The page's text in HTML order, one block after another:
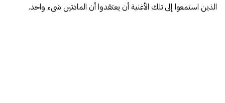
الذين استمعوا إلى تلك الأغنية أن يعتقدوا أن المادتين شيء واحد.